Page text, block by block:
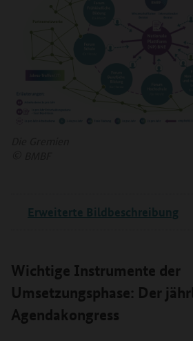
Erweiterte Bildbeschreibung
Wichtige Instrumente der
Umsetzungsphase: Der
Agendakongress